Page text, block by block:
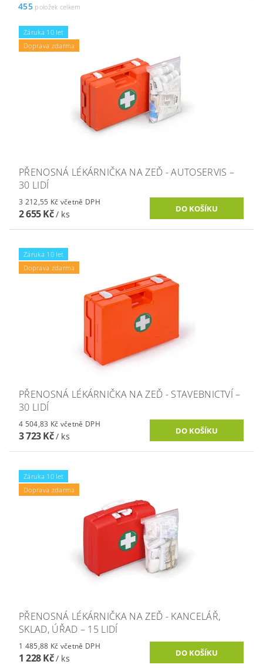
455položek celkem
Záruka 10 let
Doprava zdarma
PŘENOSNÁ LÉKÁRNIČKA NA ZEĎ - AUTOSERVIS –
30 LIDÍ
3 212,55 Kč včetně DPH
2 655 Kč/ ks
Záruka 10 let
Doprava zdarma
PŘENOSNÁ LÉKÁRNIČKA NA ZEĎ - STAVEBNICTVÍ –
30 LIDÍ
4 504,83 Kč včetně DPH
3 723 Kč/ ks
Záruka 10 let
Doprava zdarma
PŘENOSNÁ LÉKÁRNIČKA NA ZEĎ - KANCELÁŘ,
SKLAD, ÚŘAD – 15 LIDÍ
1 485,88 Kč včetně DPH
1 228 Kč/ ks